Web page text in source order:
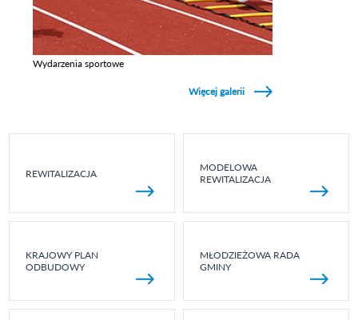
Wydarzenia sportowe
Więcej galerii
REWITALIZACJA
MODELOWA
REWITALIZACJA
KRAJOWY PLAN
ODBUDOWY
MŁODZIEŻOWA RADA
GMINY